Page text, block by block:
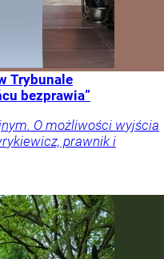
Trybunale
bezprawia”
O możliwości wyjścia
prawnik i